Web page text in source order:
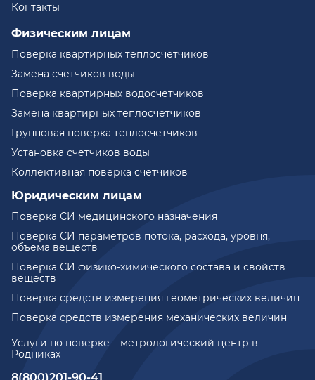
Услуги по поверке – метрологический центр в
Родниках
Контакты
Физическим лицам
Поверка квартирных теплосчетчиков
Замена счетчиков воды
Поверка квартирных водосчетчиков
Замена квартирных теплосчетчиков
Групповая поверка теплосчетчиков
Установка счетчиков воды
Коллективная поверка счетчиков
Юридическим лицам
Поверка СИ медицинского назначения
Поверка СИ параметров потока, расхода, уровня,
объема веществ
Поверка СИ физико-химического состава и свойств
веществ
Поверка средств измерения геометрических величин
Поверка средств измерения механических величин